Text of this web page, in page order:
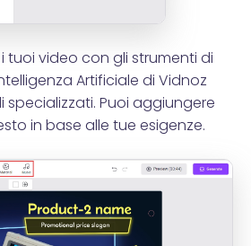
tuoi video con gli strumenti di
Artificiale di Vidnoz
specializzati. Puoi aggiungere
in base alle tue esigenze.